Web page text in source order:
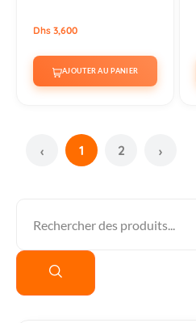
Dhs 3,600
AJOUTER AU PANIER
‹ 1 2 ›